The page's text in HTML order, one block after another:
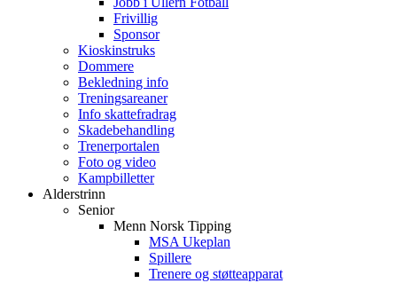
Frivillig
Sponsor
Kioskinstruks
Dommere
Bekledning info
Treningsareaner
Info skattefradrag
Skadebehandling
Trenerportalen
Foto og video
Kampbilletter
Alderstrinn
Senior
Menn Norsk Tipping
MSA Ukeplan
Spillere
Trenere og støtteapparat